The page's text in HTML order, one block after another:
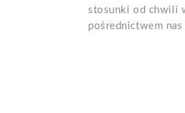
stosunki od chwili
pośrednictwem nas